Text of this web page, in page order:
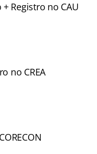
Registro no CAU
no CREA